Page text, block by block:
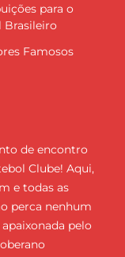
para o
Brasileiro
Famosos
de encontro
Clube! Aqui,
e todas as
perca nenhum
pelo